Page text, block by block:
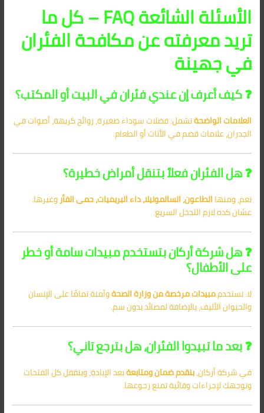
الأسئلة الشائعة FAQ – كل ما
تريد معرفته عن مكافحة الفئران
في جهينة
❓ كيف أعرف إن عندي فئران في البيت أو المكتب؟
العلامات الواضحةتشمل: فضلات سوداء صغيرة، روائح كريهة، أصوات في
الجدران، علامات قضم في الأثاث أو الطعام.
❓ هل الفئران فعلاً بتنقل أمراض خطيرة؟
نعم، ومنهاالطاعون، السالمونيلا، داء البريميات، حمى الفأروغيرها.
عشان كده لازم التدخل السريع.
❓ هل شركة أركان بتستخدم مبيدات سامة أو خطر
على الأطفال؟
لا. نستخدممبيدات مرخصة من وزارة الصحةوآمنة تمامًا على الإنسان
والحيوان الأليف، بالإضافة لمصائد بدون سم.
❓ بعد ما تبيدوا الفئران، هل بترجع تاني؟
في شركة أركان،بنقدم ضمان ومتابعةبعد الإبادة، وبنقفل كل الفتحات
ونوجهك لإجراءات وقائية تمنع رجوعها.